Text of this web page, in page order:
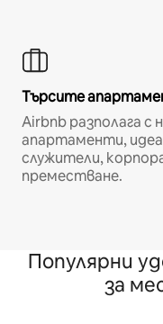
Търсите
Airbnb разполага с
апартаменти,
служители,
преместване.
Популярни
за